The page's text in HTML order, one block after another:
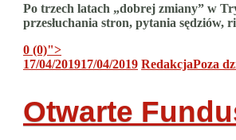
Po trzech latach „dobrej zmiany” w
przesłuchania stron, pytania sędziów,
0 (0)">
17/04/201917/04/2019 RedakcjaPoza
Otwarte